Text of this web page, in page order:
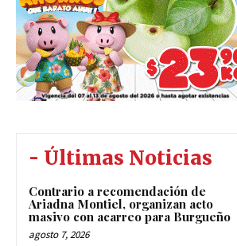
- Últimas Noticias
Contrario a recomendación de
Ariadna Montiel, organizan acto
masivo con acarreo para Burgueño
agosto 7, 2026